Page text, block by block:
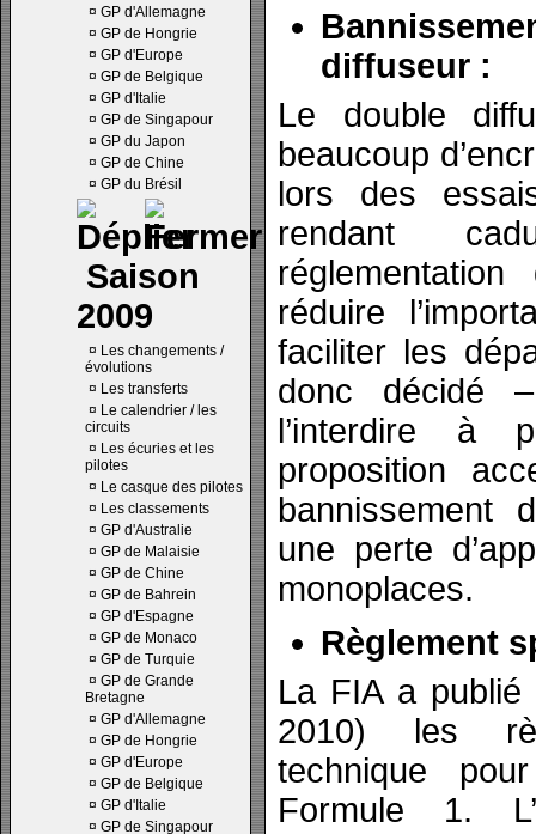
¤ GP d'Allemagne
¤ GP de Hongrie
¤ GP d'Europe
¤ GP de Belgique
¤ GP d'Italie
¤ GP de Singapour
¤ GP du Japon
¤ GP de Chine
¤ GP du Brésil
Saison
2009
¤ Les changements /
évolutions
¤ Les transferts
¤ Le calendrier / les
circuits
¤ Les écuries et les
pilotes
¤ Le casque des pilotes
¤ Les classements
¤ GP d'Australie
¤ GP de Malaisie
¤ GP de Chine
¤ GP de Bahrein
¤ GP d'Espagne
¤ GP de Monaco
¤ GP de Turquie
¤ GP de Grande
Bretagne
¤ GP d'Allemagne
¤ GP de Hongrie
¤ GP d'Europe
¤ GP de Belgique
¤ GP d'Italie
¤ GP de Singapour
diffuseur :
Le double
beaucoup
lors des
rendant
réduire
faciliter les
donc décidé
l’interdire à
proposition
bannissement
une perte
monoplaces.
Règlement
La FIA a
2010) les
technique
Formule 1.